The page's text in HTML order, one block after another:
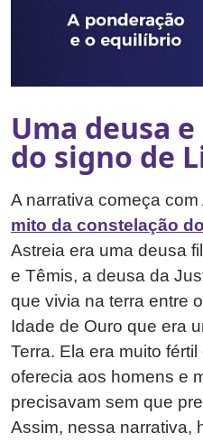
Uma deusa
do signo de
A narrativa começa
mito da constelação
Astreia era uma deusa
e Têmis, a deusa da
que vivia na terra entre
Idade de Ouro que era
Terra. Ela era muito
oferecia aos homens e
precisavam sem que
Assim, nessa narrativa,